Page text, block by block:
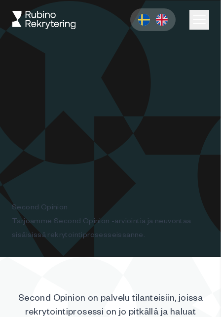
Second Opinion
Tarjoamme Second Opinion -arviointia ja neuvontaa
sisäisissä rekrytointiprosesseissanne.
Second Opinion on palvelu tilanteisiin, joissa
rekrytointiprosessi on jo pitkällä ja haluat